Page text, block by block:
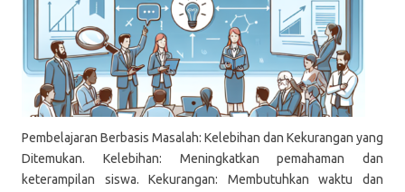
Pembelajaran Berbasis Masalah: Kelebihan dan Kekurangan yang
Ditemukan. Kelebihan: Meningkatkan pemahaman dan
keterampilan siswa. Kekurangan: Membutuhkan waktu dan